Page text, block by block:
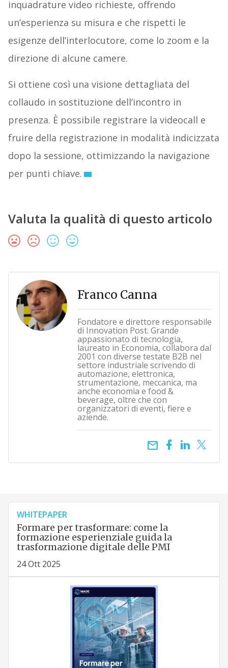
inquadrature video richieste, offrendo
un’esperienza su misura e che rispetti le
esigenze dell’interlocutore, come lo zoom e la
direzione di alcune camere.
Si ottiene così una visione dettagliata del
collaudo in sostituzione dell’incontro in
presenza. È possibile registrare la videocall e
fruire della registrazione in modalità indicizzata
dopo la sessione, ottimizzando la navigazione
per punti chiave.
Valuta la qualità di questo articolo
Franco Canna
Fondatore e direttore responsabile
di Innovation Post. Grande
appassionato di tecnologia,
laureato in Economia, collabora dal
2001 con diverse testate B2B nel
settore industriale scrivendo di
automazione, elettronica,
strumentazione, meccanica, ma
anche economia e food &
beverage, oltre che con
organizzatori di eventi, fiere e
aziende.
email
WHITEPAPER
Formare per trasformare: come la
formazione esperienziale guida la
trasformazione digitale delle PMI
24 Ott 2025